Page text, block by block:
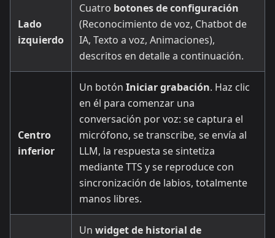
Lado
izquierdo
Cuatro botones de configuración
(Reconocimiento de voz, Chatbot de
IA, Texto a voz, Animaciones),
descritos en detalle a continuación.
Centro
inferior
Un botón Iniciar grabación. Haz clic
en él para comenzar una
conversación por voz: se captura el
micrófono, se transcribe, se envía al
LLM, la respuesta se sintetiza
mediante TTS y se reproduce con
sincronización de labios, totalmente
manos libres.
Un widget de historial de